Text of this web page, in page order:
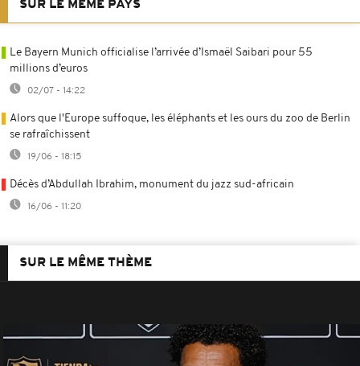
SUR LE MÊME PAYS
Le Bayern Munich officialise l’arrivée d’Ismaël Saibari pour 55
millions d’euros
02/07 - 14:22
Alors que l'Europe suffoque, les éléphants et les ours du zoo de Berlin
se rafraîchissent
19/06 - 18:15
Décès d’Abdullah Ibrahim, monument du jazz sud-africain
16/06 - 11:20
SUR LE MÊME THÈME